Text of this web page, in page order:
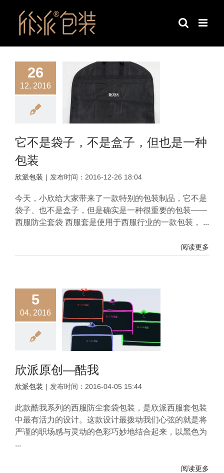
26
12, 2016
它不是袋子，不是盒子，但也是一种
包装
欣派包装 | 发布时间：2016-12-26 18:04
今天，小欣给大家带来了一款特别的包装制品，它不是
袋子、也不是盒子，但是确实是一种很重要的包装——
西服防尘套袋 西服套是使用于西服行业的一款包装， ...
阅读更多
5
04, 2016
欣派原创—酷我
欣派包装 | 发布时间：2016-04-05 15:44
此款酷我系列的西服防尘套袋包装，是欣派西服套包装
中最有活力的设计。这款设计最拨动我们心弦的就是将
严谨的职场感与灵动的色彩巧妙地结合起来，以黑色为
...
阅读更多